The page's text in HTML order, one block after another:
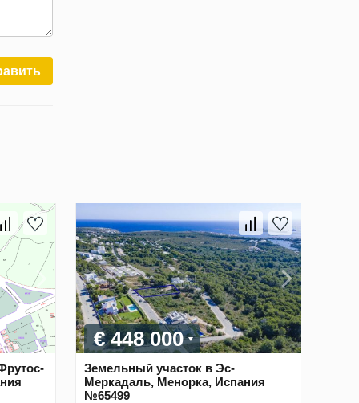
€ 448 000
Земельный участок в Эс-
Меркадаль, Менорка, Испания
№65499